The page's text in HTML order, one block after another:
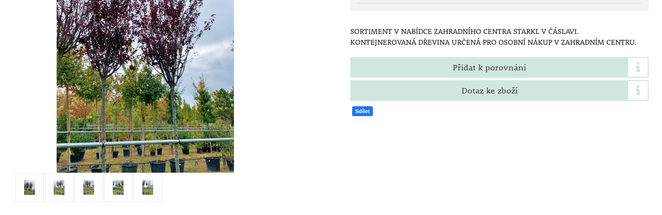
SORTIMENT V NABÍDCE ZAHRADNÍHO CENTRA STARKL V ČÁSLAVI.
KONTEJNEROVANÁ DŘEVINA URČENÁ PRO OSOBNÍ NÁKUP V ZAHRADNÍM CENTRU.
Přidat k porovnání
Dotaz ke zboží
Sdílet